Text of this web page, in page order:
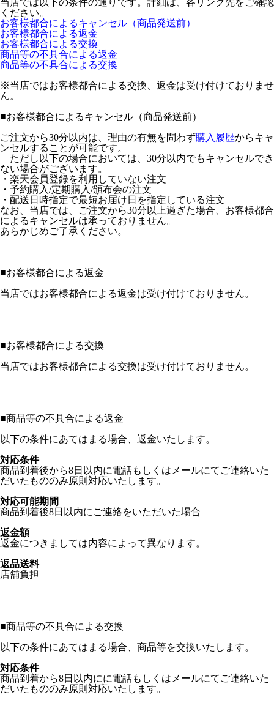
ください。
お客様都合によるキャンセル（商品発送前）
お客様都合による返金
お客様都合による交換
商品等の不具合による返金
商品等の不具合による交換
※当店ではお客様都合による交換、返金は受け付けておりませ
ん。
■お客様都合によるキャンセル（商品発送前）
ご注文から30分以内は、理由の有無を問わず購入履歴からキャ
ンセルすることが可能です。
ただし以下の場合においては、30分以内でもキャンセルでき
ない場合がございます。
・楽天会員登録を利用していない注文
・予約購入/定期購入/頒布会の注文
・配送日時指定で最短お届け日を指定している注文
なお、当店では、ご注文から30分以上過ぎた場合、お客様都合
によるキャンセルは承っておりません。
あらかじめご了承ください。
■お客様都合による返金
当店ではお客様都合による返金は受け付けておりません。
■お客様都合による交換
当店ではお客様都合による交換は受け付けておりません。
■商品等の不具合による返金
以下の条件にあてはまる場合、返金いたします。
対応条件
商品到着後から8日以内に電話もしくはメールにてご連絡いた
だいたもののみ原則対応いたします。
対応可能期間
商品到着後8日以内にご連絡をいただいた場合
返金額
返金につきましては内容によって異なります。
返品送料
店舗負担
■商品等の不具合による交換
以下の条件にあてはまる場合、商品等を交換いたします。
対応条件
商品到着から8日以内にに電話もしくはメールにてご連絡いた
だいたもののみ原則対応いたします。